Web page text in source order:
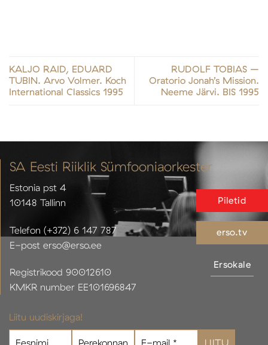
KALJO RAID, EDUARD
TUBIN. Arvo Volmer. Koch
International Classics 1995
RUDOLF TOBIAS –
Oratorio Jonah’s Mission.
Neeme Järvi. BIS 1995
SA Eesti Riiklik Sümfooniaorkester
Estonia pst 4
10148 Tallinn
Telefon (+372) 6 147 787
E-post erso@erso.ee
Registrikood 90012610
KMKR number EE101696847
Liitu uudiskirjaga!
Piletid
erso.tv
Ersokale